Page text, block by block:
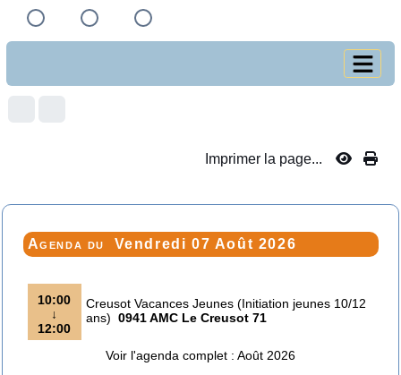
Imprimer la page...
Agenda du Vendredi 07 Août 2026
10:00
↓
12:00
Creusot Vacances Jeunes (Initiation jeunes 10/12
ans) 0941 AMC Le Creusot 71
Voir l'agenda complet : Août 2026